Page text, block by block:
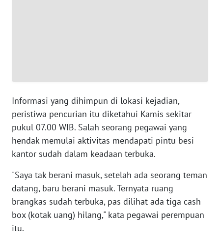
Informasi yang dihimpun di lokasi kejadian,
peristiwa pencurian itu diketahui Kamis sekitar
pukul 07.00 WIB. Salah seorang pegawai yang
hendak memulai aktivitas mendapati pintu besi
kantor sudah dalam keadaan terbuka.
"Saya tak berani masuk, setelah ada seorang teman
datang, baru berani masuk. Ternyata ruang
brangkas sudah terbuka, pas dilihat ada tiga cash
box (kotak uang) hilang," kata pegawai perempuan
itu.
WN
NTT
KEPRI
WN
PAPUA